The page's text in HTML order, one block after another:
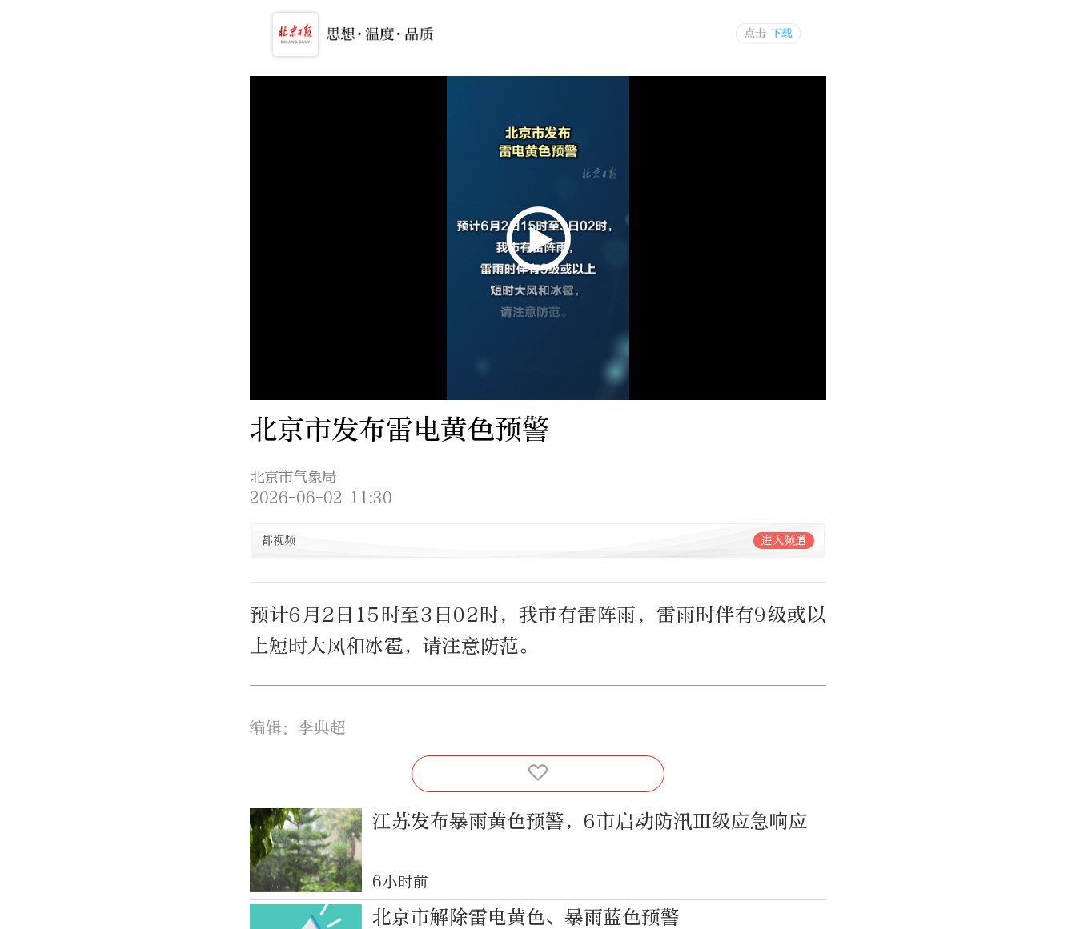
北京市发布雷电黄色预警
北京市气象局
2026-06-02 11:30
都视频 进入频道
预计6月2日15时至3日02时，我市有雷阵雨，雷雨时伴有9级或以
上短时大风和冰雹，请注意防范。 ​​​
编辑：李典超
江苏发布暴雨黄色预警，6市启动防汛Ⅲ级应急响应
6小时前
北京市解除雷电黄色、暴雨蓝色预警